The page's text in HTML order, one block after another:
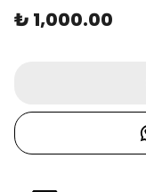
₺ 1,000.00